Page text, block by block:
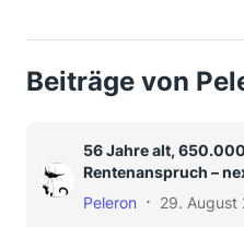
Beiträge von
56 Jahre alt,
Rentenanspruch –
Peleron
29. August